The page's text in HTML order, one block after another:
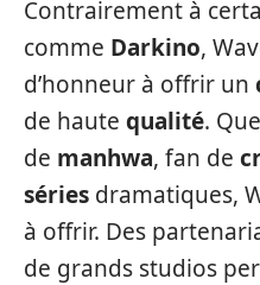
Contrairement à
comme Darkino,
d’honneur à offrir un
de haute qualité.
de manhwa, fan de
séries dramatiques,
à offrir. Des
de grands studios